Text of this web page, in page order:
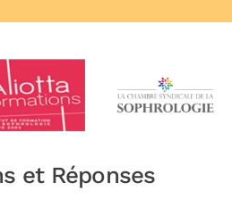
et Réponses